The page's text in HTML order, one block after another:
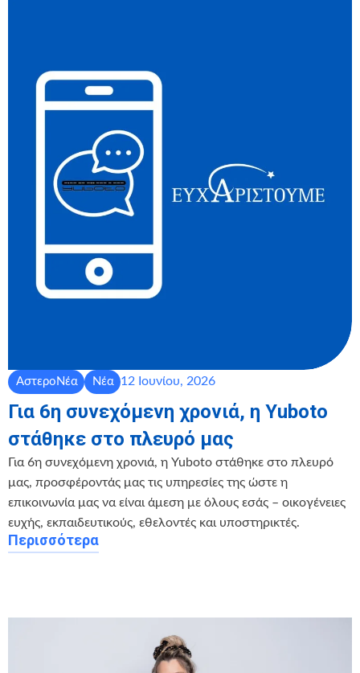
ΑστεροΝέα Νέα 12 Ιουνίου, 2026
Για 6η συνεχόμενη χρονιά, η Yuboto
στάθηκε στο πλευρό μας
Για 6η συνεχόμενη χρονιά, η Yuboto στάθηκε στο πλευρό
μας, προσφέροντάς μας τις υπηρεσίες της ώστε η
επικοινωνία μας να είναι άμεση με όλους εσάς – οικογένειες
ευχής, εκπαιδευτικούς, εθελοντές και υποστηρικτές.
Περισσότερα